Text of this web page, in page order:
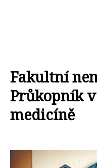
Fakultní
Průkopník
medicíně